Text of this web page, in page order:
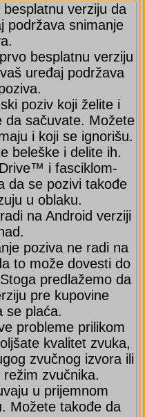
verziju da
podržava snimanje
besplatnu verziju
uređaj podržava
poziv koji želite i
da sačuvate. Možete
i koji se ignorišu.
beleške i delite ih.
i fasciklom-
da se pozivi takođe
u oblaku.
na Android verziji
poziva ne radi na
to može dovesti do
predlažemo da
pre kupovine
se plaća.
probleme prilikom
kvalitet zvuka,
zvučnog izvora ili
zvučnika.
u prijemnom
Možete takođe da